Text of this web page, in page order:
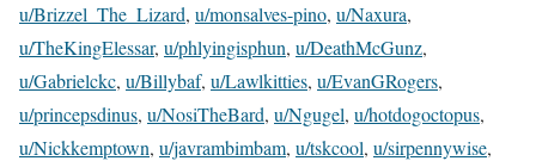
u/Brizzel_The_Lizard, u/monsalves-pino, u/Naxura,
u/TheKingElessar, u/phlyingisphun, u/DeathMcGunz,
u/Gabrielckc, u/Billybaf, u/Lawlkitties, u/EvanGRogers,
u/princepsdinus, u/NosiTheBard, u/Ngugel, u/hotdogoctopus,
u/Nickkemptown, u/javrambimbam, u/tskcool, u/sirpennywise,